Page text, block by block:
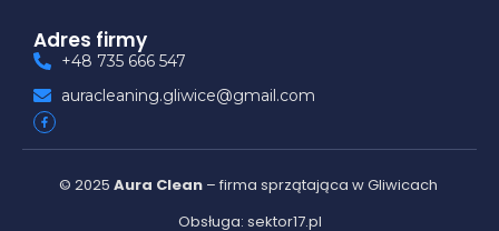
Adres firmy
+48 735 666 547
auracleaning.gliwice@gmail.com
© 2025 Aura Clean– firma sprzątająca w Gliwicach
Obsługa: sektor17.pl